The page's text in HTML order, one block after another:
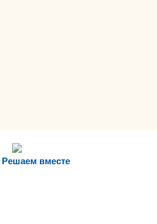
Решаем вместе